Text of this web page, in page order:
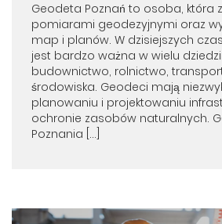
Geodeta Poznań to osoba, która
pomiarami geodezyjnymi oraz
map i planów. W dzisiejszych
jest bardzo ważna w wielu
budownictwo, rolnictwo,
środowiska. Geodeci mają
planowaniu i projektowaniu
ochronie zasobów naturalnych.
Poznania […]